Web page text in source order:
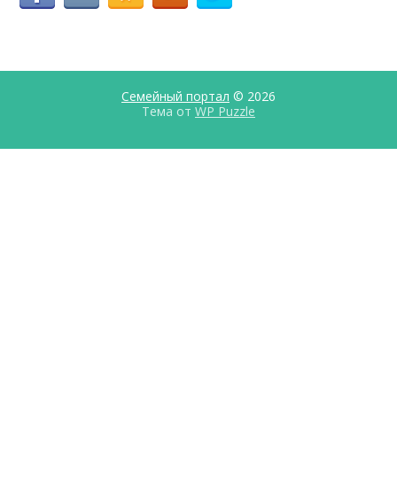
Семейный портал © 2026
Тема от WP Puzzle